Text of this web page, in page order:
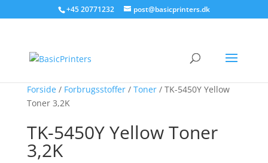
+45 20771232 post@basicprinters.dk
Forside/ Forbrugsstoffer/ Toner/ TK-5450Y Yellow
Toner 3,2K
TK-5450Y Yellow Toner
3,2K